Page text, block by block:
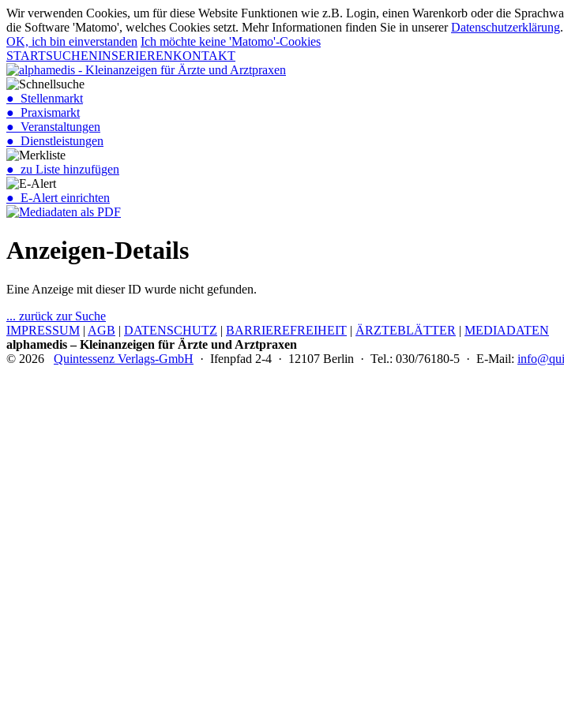
Wir verwenden Cookies, um für diese Website Funktionen wie z.B. Login, einen Warenkorb oder die
die Software 'Matomo', welches Cookies setzt. Mehr Informationen finden Sie in unsererDatenschutzerklärung.
OK, ich bin einverstanden Ich möchte keine 'Matomo'-Cookies
STARTSUCHENINSERIERENKONTAKT
● Stellenmarkt
● Praxismarkt
● Veranstaltungen
● Dienstleistungen
● zu Liste hinzufügen
● E-Alert einrichten
Anzeigen-Details
Eine Anzeige mit dieser ID wurde nicht gefunden.
... zurück zur Suche
IMPRESSUM | AGB | DATENSCHUTZ | BARRIEREFREIHEIT | ÄRZTEBLÄTTER | MEDIADATEN
alphamedis – Kleinanzeigen für Ärzte und Arztpraxen
© 2026 Quintessenz Verlags-GmbH · Ifenpfad 2-4 · 12107 Berlin · Tel.: 030/76180-5 · E-Mail: